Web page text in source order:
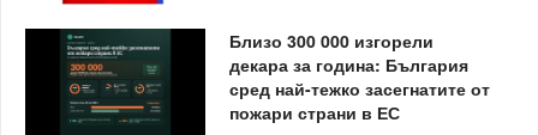
Близо 300 000 изгорели
декара за година: България
сред най-тежко засегнатите от
пожари страни в ЕС